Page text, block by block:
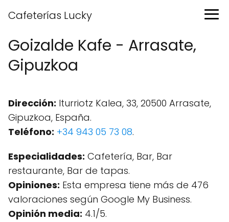
Cafeterías Lucky
Goizalde Kafe - Arrasate,
Gipuzkoa
Dirección: Iturriotz Kalea, 33, 20500 Arrasate,
Gipuzkoa, España.
Teléfono: +34 943 05 73 08.
Especialidades: Cafetería, Bar, Bar
restaurante, Bar de tapas.
Opiniones: Esta empresa tiene más de 476
valoraciones según Google My Business.
Opinión media: 4.1/5.